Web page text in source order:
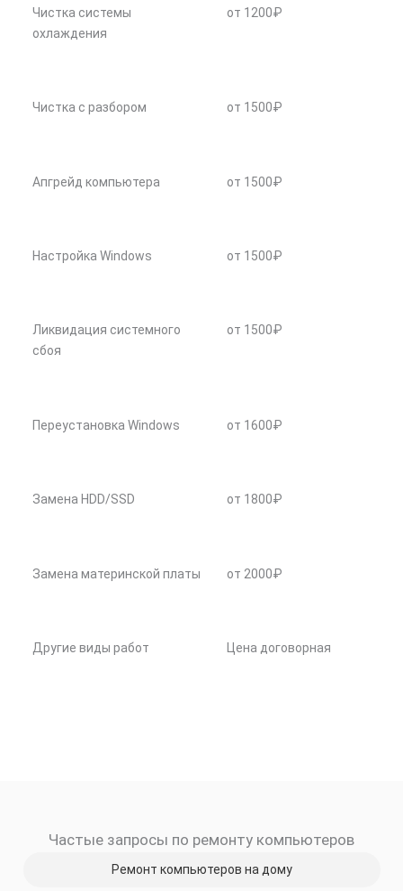
Чистка системы
охлаждения
от 1200₽
Чистка с разбором от 1500₽
Апгрейд компьютера от 1500₽
Настройка Windows от 1500₽
Ликвидация системного
сбоя
от 1500₽
Переустановка Windows от 1600₽
Замена HDD/SSD от 1800₽
Замена материнской платы от 2000₽
Другие виды работ Цена договорная
Частые запросы по ремонту компьютеров
Ремонт компьютеров на дому